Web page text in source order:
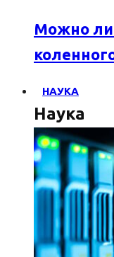
Можно ли
НАУКА
Наука